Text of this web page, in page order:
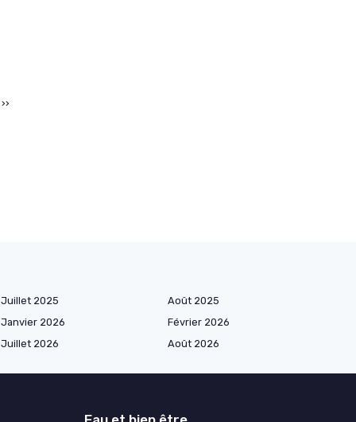
››
Juillet 2025
Août 2025
Janvier 2026
Février 2026
Juillet 2026 Août 2026